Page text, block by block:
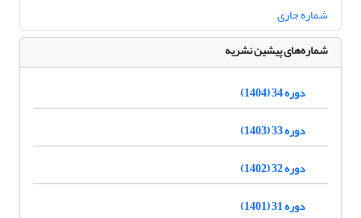
شماره جاری
شماره‌های پیشین نشریه
دوره 34 (1404)
دوره 33 (1403)
دوره 32 (1402)
دوره 31 (1401)